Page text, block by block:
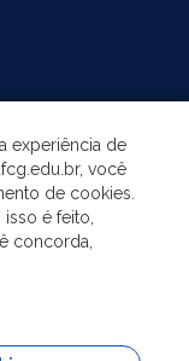
experiência de
você
de cookies.
é feito,
concorda,